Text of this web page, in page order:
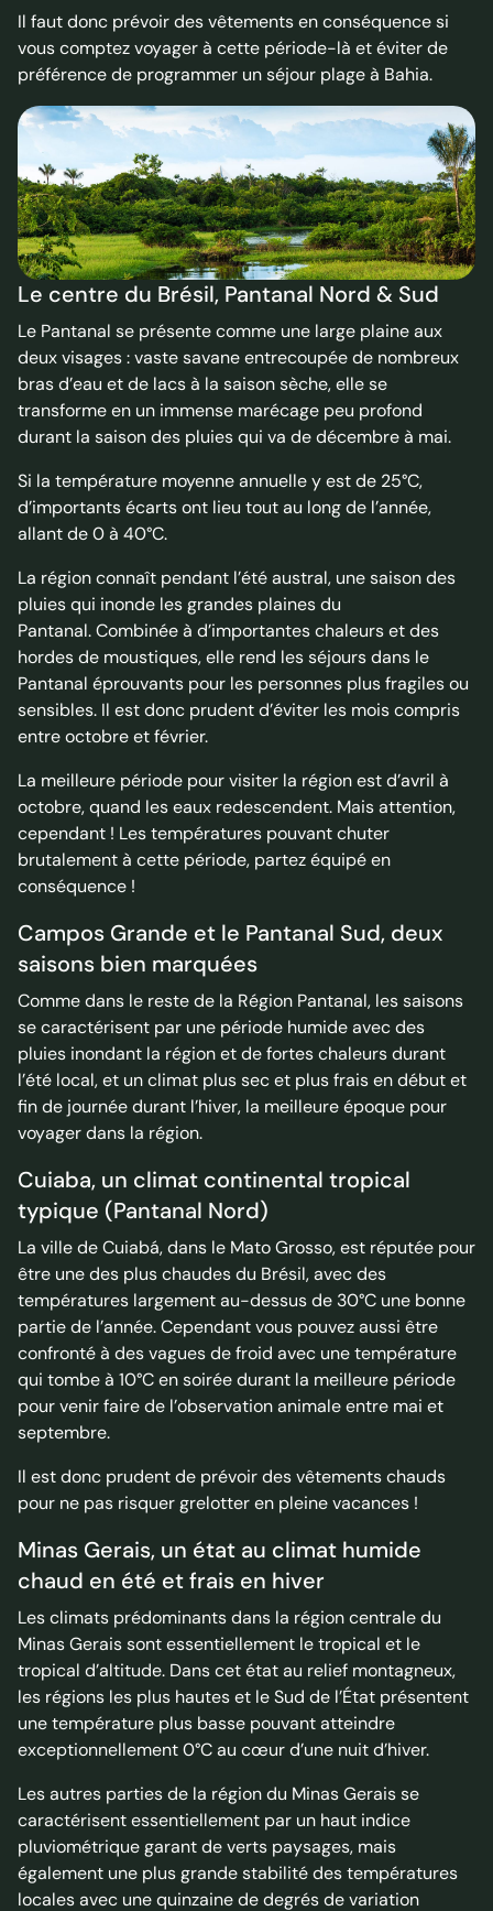
Il faut donc prévoir des vêtements en conséquence si
vous comptez voyager à cette période-là et éviter de
préférence de programmer un séjour plage à Bahia.
Le centre du Brésil, Pantanal Nord & Sud
Le Pantanal se présente comme une large plaine aux
deux visages : vaste savane entrecoupée de nombreux
bras d’eau et de lacs à la saison sèche, elle se
transforme en un immense marécage peu profond
durant la saison des pluies qui va de décembre à mai.
Si la température moyenne annuelle y est de 25°C,
d’importants écarts ont lieu tout au long de l’année,
allant de 0 à 40°C.
La région connaît pendant l’été austral, une saison des
pluies qui inonde les grandes plaines du
Pantanal. Combinée à d’importantes chaleurs et des
hordes de moustiques, elle rend les séjours dans le
Pantanal éprouvants pour les personnes plus fragiles ou
sensibles. Il est donc prudent d’éviter les mois compris
entre octobre et février.
La meilleure période pour visiter la région est d’avril à
octobre, quand les eaux redescendent. Mais attention,
cependant ! Les températures pouvant chuter
brutalement à cette période, partez équipé en
conséquence !
Campos Grande et le Pantanal Sud, deux
saisons bien marquées
Comme dans le reste de la Région Pantanal, les saisons
se caractérisent par une période humide avec des
pluies inondant la région et de fortes chaleurs durant
l’été local, et un climat plus sec et plus frais en début et
fin de journée durant l’hiver, la meilleure époque pour
voyager dans la région.
Cuiaba, un climat continental tropical
typique (Pantanal Nord)
La ville de Cuiabá, dans le Mato Grosso, est réputée pour
être une des plus chaudes du Brésil, avec des
températures largement au-dessus de 30°C une bonne
partie de l’année. Cependant vous pouvez aussi être
confronté à des vagues de froid avec une température
qui tombe à 10°C en soirée durant la meilleure période
pour venir faire de l’observation animale entre mai et
septembre.
Il est donc prudent de prévoir des vêtements chauds
pour ne pas risquer grelotter en pleine vacances !
Minas Gerais, un état au climat humide
chaud en été et frais en hiver
Les climats prédominants dans la région centrale du
Minas Gerais sont essentiellement le tropical et le
tropical d’altitude. Dans cet état au relief montagneux,
les régions les plus hautes et le Sud de l’État présentent
une température plus basse pouvant atteindre
exceptionnellement 0°C au cœur d’une nuit d’hiver.
Les autres parties de la région du Minas Gerais se
caractérisent essentiellement par un haut indice
pluviométrique garant de verts paysages, mais
également une plus grande stabilité des températures
locales avec une quinzaine de degrés de variation